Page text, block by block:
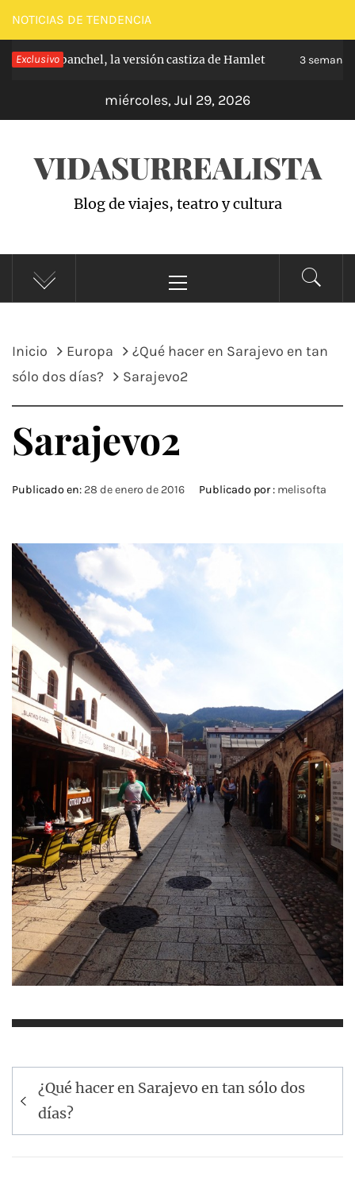
Saltar
al
contenido
NOTICIAS DE TENDENCIA
Exclusivo
de Carabanchel, la versión castiza de Hamlet 3 semanas
miércoles, Jul 29, 2026
VIDASURREALISTA
Blog de viajes, teatro y cultura
principal
Inicio Europa
¿Qué hacer en Sarajevo en tan
sólo dos días?
Sarajevo2
Sarajevo2
Publicado en: 28 de enero de 2016 Publicado por : melisofta
Navegación
de
entradas
¿Qué hacer en Sarajevo en tan sólo dos
días?